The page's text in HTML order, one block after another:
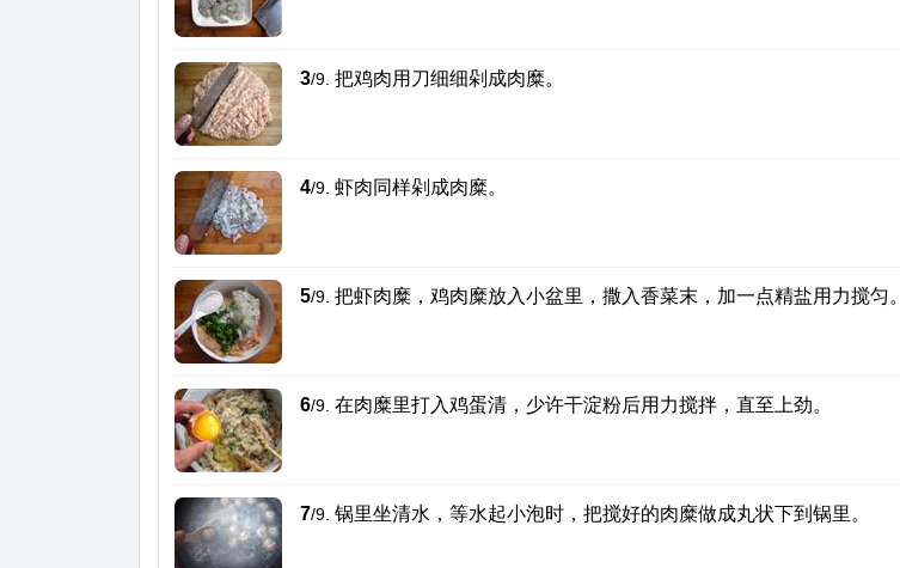
3/9. 把鸡肉用刀细细剁成肉糜。
4/9. 虾肉同样剁成肉糜。
5/9. 把虾肉糜，鸡肉糜放入小盆里，撒入香菜末，加一点精盐用力搅匀。
6/9. 在肉糜里打入鸡蛋清，少许干淀粉后用力搅拌，直至上劲。
7/9. 锅里坐清水，等水起小泡时，把搅好的肉糜做成丸状下到锅里。